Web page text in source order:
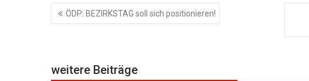
Beitragsnavigation
ÖDP: BEZIRKSTAG soll sich positionieren!
weitere Beiträge